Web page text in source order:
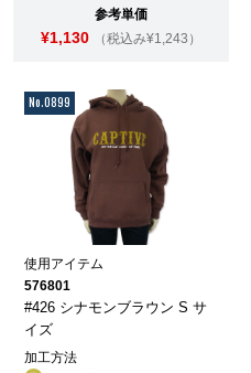
参考単価
¥1,130 （税込み¥1,243）
No.0899
使用アイテム
576801
#426 シナモンブラウン S サ
イズ
加工方法